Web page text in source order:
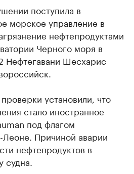
поступила в
морское управление в
нефтепродуктами
Черного моря в
Нефтегавани Шесхарис
установили, что
стало иностранное
под флагом
Причиной аварии
нефтепродуктов в
судна.